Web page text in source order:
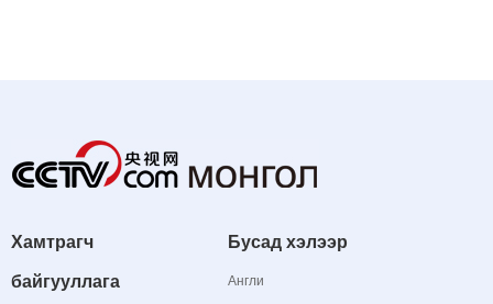
Хамтрагч
байгууллага
Бусад хэлээр
Англи